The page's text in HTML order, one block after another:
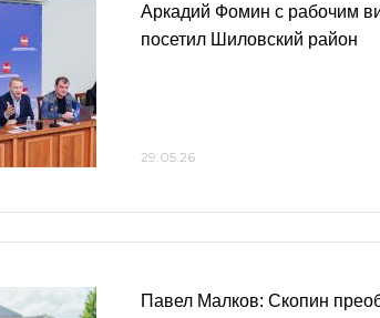
Аркадий Фомин с рабочим
посетил Шиловский район
29.05.26
Павел Малков: Скопин